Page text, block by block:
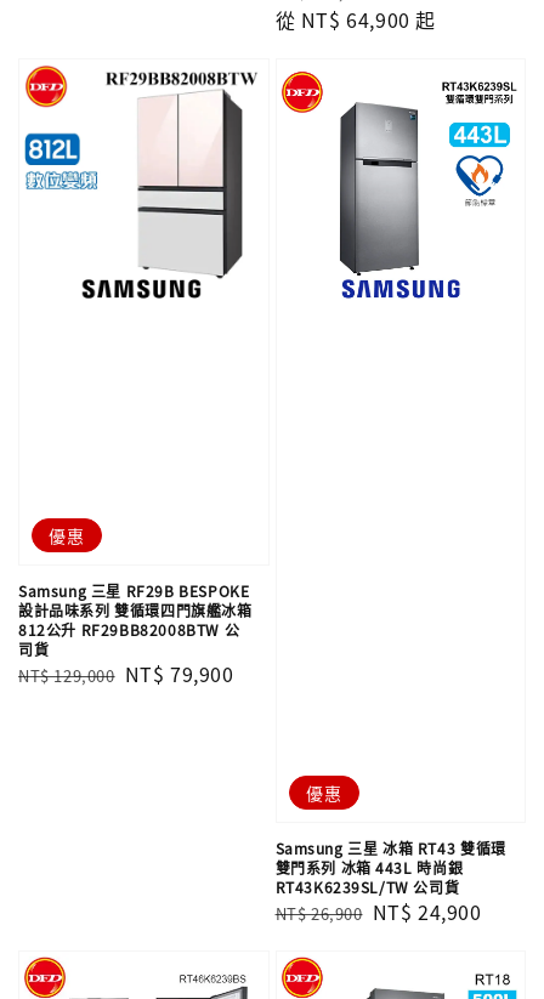
price
price
從 NT$ 64,900 起
優惠
Samsung 三星 RF29B BESPOKE
設計品味系列 雙循環四門旗艦冰箱
812公升 RF29BB82008BTW 公
司貨
Regular
NT$ 129,000 Sale
NT$ 79,900
優惠
Samsung 三星 冰箱 RT43 雙循環
雙門系列 冰箱 443L 時尚銀
RT43K6239SL/TW 公司貨
Regular
NT$ 26,900 Sale
NT$ 24,900